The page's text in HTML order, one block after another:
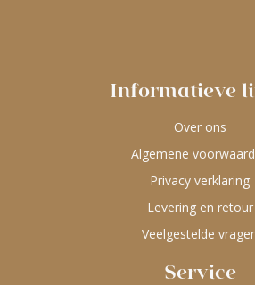
Informatieve
Over ons
Algemene
Privacy verklaring
Levering en retour
Veelgestelde
Service